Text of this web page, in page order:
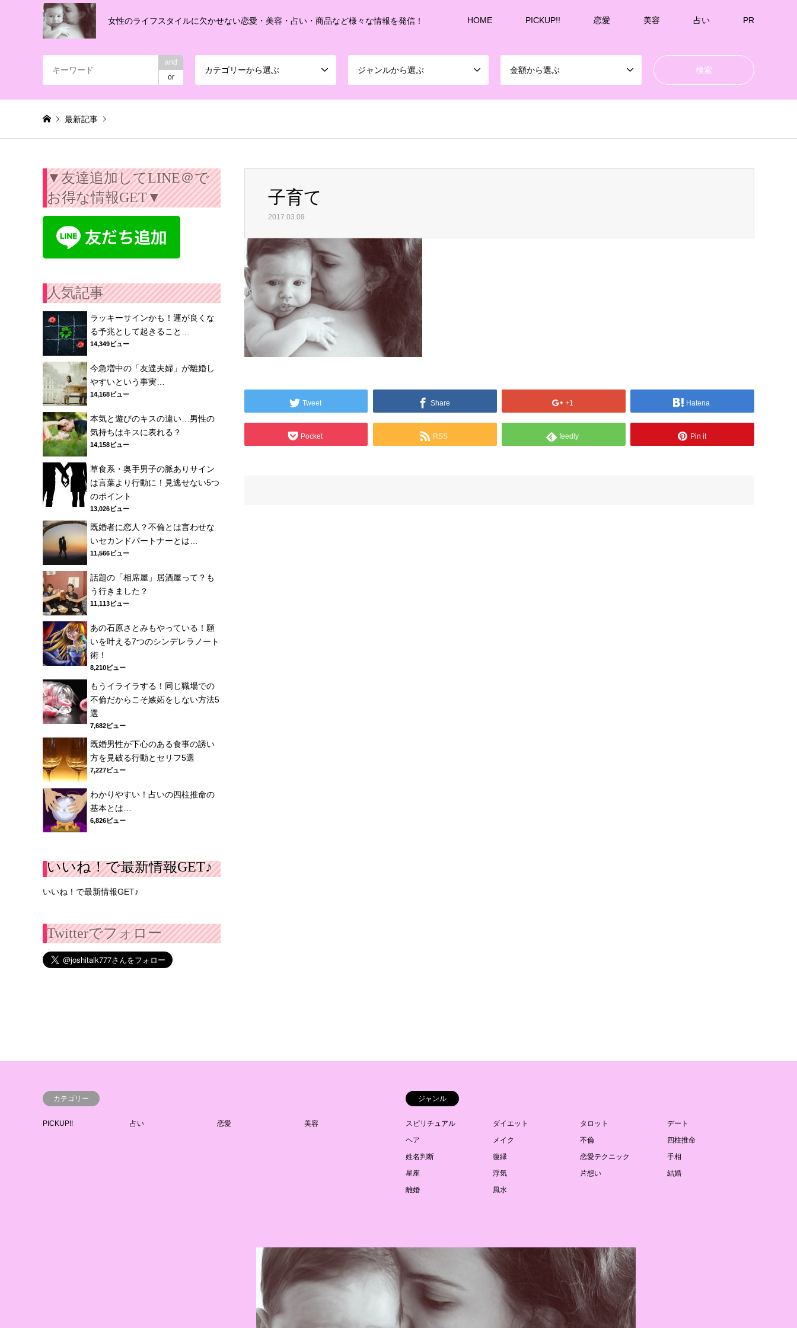
女性のライフスタイルに欠かせない恋愛・美容・占い・商品など様々な情報を発信！ HOME PICKUP!! 恋愛 美容 占い PR
and
or
カテゴリーから選ぶ ジャンルから選ぶ 金額から選ぶ
最新記事
子育て 子育て
2017.03.09
Tweet Share +1 Hatena
Pocket RSS feedly Pin it
▼友達追加してLINE＠で
お得な情報GET▼
人気記事
ラッキーサインかも！運が良くな
る予兆として起きること…
14,349ビュー
今急増中の「友達夫婦」が離婚し
やすいという事実…
14,168ビュー
本気と遊びのキスの違い…男性の
気持ちはキスに表れる？
14,158ビュー
草食系・奥手男子の脈ありサイン
は言葉より行動に！見逃せない5つ
のポイント
13,026ビュー
既婚者に恋人？不倫とは言わせな
いセカンドパートナーとは…
11,566ビュー
話題の「相席屋」居酒屋って？も
う行きました？
11,113ビュー
あの石原さとみもやっている！願
いを叶える7つのシンデレラノート
術！
8,210ビュー
もうイライラする！同じ職場での
不倫だからこそ嫉妬をしない方法5
選
7,682ビュー
既婚男性が下心のある食事の誘い
方を見破る行動とセリフ5選
7,227ビュー
わかりやすい！占いの四柱推命の
基本とは…
6,826ビュー
いいね！で最新情報GET♪
いいね！で最新情報GET♪
Twitterでフォロー
カテゴリー
PICKUP!! 占い 恋愛 美容
ジャンル
スピリチュアル ダイエット タロット
デート
ヘア
メイク 不倫
四柱推命
姓名判断
復縁 恋愛テクニック
手相
星座
浮気 片想い
結婚
離婚
風水